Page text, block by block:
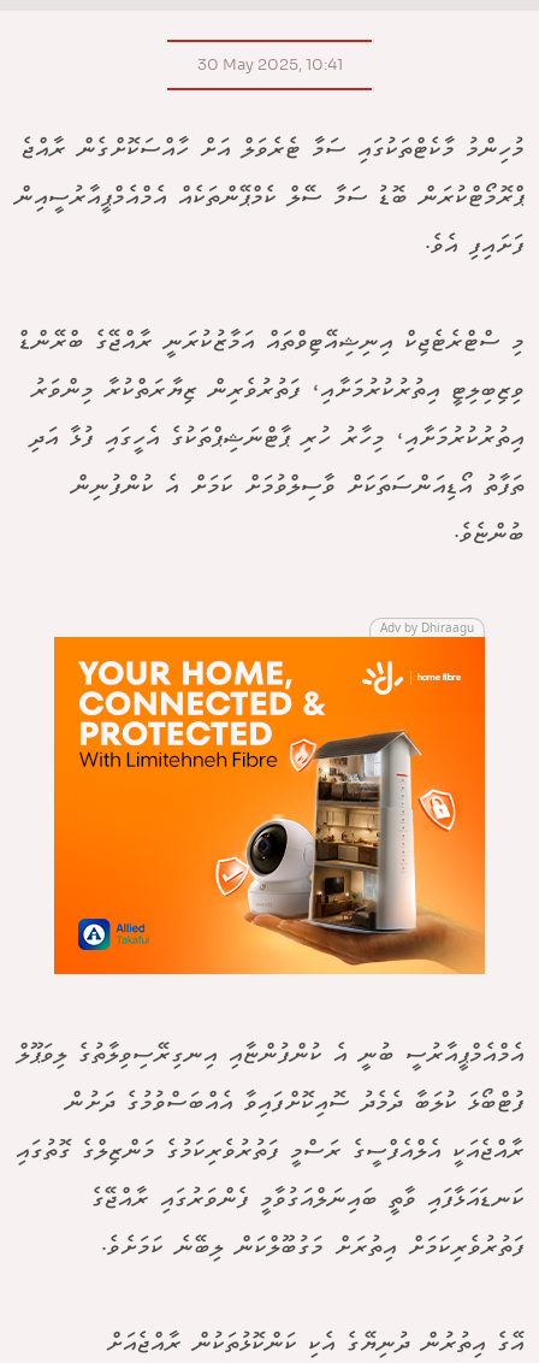
30 May 2025, 10:41
މުހިންމު މާކެޓްތަކުގައި ސަމާ ޓެރެވަލް އަށް ހާއްސަކޮށްގެން ރާއްޖެ
ޕްރޮމޯޓްކުރަން ބޮޑު ސަމާ ސޭލް ކެމްޕޭންތަކެއް އެމްއެމްޕީއާރުސީއިން
ފަށައިފި އެވެ.
މި ސްޓްރެޓެޖިކް އިނިޝިއޭޓިވްތައް އަމާޒުކުރަނީ ރާއްޖޭގެ ބްރޭންޑް
ވިޒިބިލިޓީ އިތުރުކުރުމަށާއި، ފަތުރުވެރިން ޒިޔާރަތްކުރާ މިންވަރު
އިތުރުކުރުމަށާއި، މިހާރު ހުރި ޕާޓްނަޝިޕްތަކުގެ އެހީގައި ފުޅާ އަދި
ތަފާތު އޯޑިއަންސަތަކަށް ވާސިލްވުމަށް ކަމަށް އެ ކުންފުނިން
ބުންޏެވެ.
Adv by Dhiraagu
އެމްއެމްޕީއާރުސީ ބުނީ އެ ކުންފުންޏާއި އިނގިރޭސިވިލާތުގެ ލިވަޕޫލް
ފުޓްބޯޅަ ކުލަބާ ދެމެދު ސޮއިކޮށްފައިވާ އެއްބަސްވުމުގެ ދަށުން
ރާއްޖެއަކީ އެލްއެފްސީގެ ރަސްމީ ފަތުރުވެރިކަމުގެ މަންޒިލްގެ ގޮތުގައި
ކަނޑައަޅާފައި ވާތީ ބައިނަލްއަގުވާމީ ފެންވަރުގައި ރާއްޖޭގެ
ފަތުރުވެރިކަމަށް އިތުރަށް މަގުބޫލްކަން ލިބޭނެ ކަމަށެވެ.
އޭގެ އިތުރުން ދުނިޔޭގެ އެކި ކަންކޮޅުތަކުން ރާއްޖެއަށް